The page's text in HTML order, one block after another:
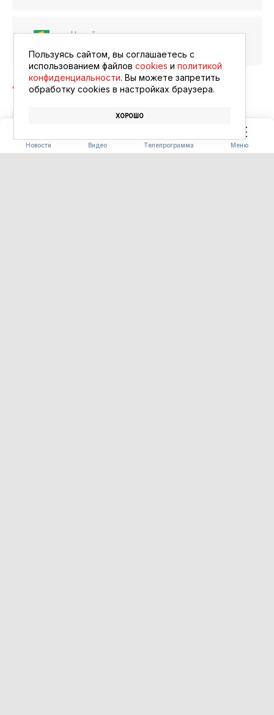
Новости Видео Телепрограмма Меню
Читайте в ленте
АФИША
Пользуясь сайтом, вы соглашаетесь с
использованием файлов cookies и политикой
конфиденциальности. Вы можете запретить
обработку сookies в настройках браузера.
ХОРОШО